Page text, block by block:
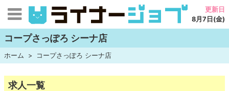
更新日
8月7日(金)
コープさっぽろ シーナ店
ホーム コープさっぽろ シーナ店
求人一覧